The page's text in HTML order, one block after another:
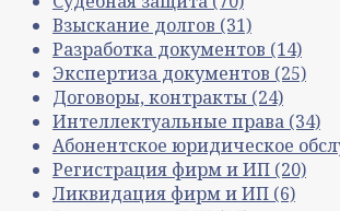
Взыскание долгов (31)
Разработка документов (14)
Экспертиза документов (25)
Договоры, контракты (24)
Интеллектуальные права (34)
Абонентское юридическое
Регистрация фирм и ИП (20)
Ликвидация фирм и ИП (6)